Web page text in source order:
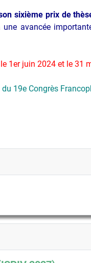
sixième prix de
avancée
1er juin 2024 et le 31
19e Congrès